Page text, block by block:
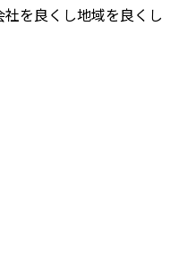
を良くし地域を良くし